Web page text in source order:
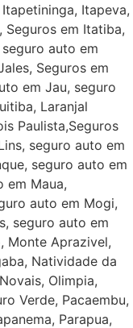
Itapeva,
Seguros em Itatiba,
auto em
Seguros em
em Jau, seguro
Laranjal
Paulista,Seguros
seguro auto em
seguro auto em
em Maua,
auto em Mogi,
seguro auto em
Monte Aprazivel,
Natividade da
Olimpia,
Verde, Pacaembu,
Parapua,